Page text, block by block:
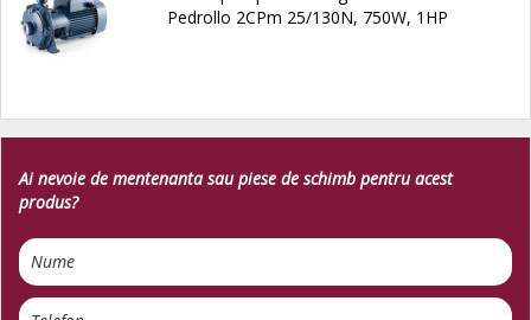
Pedrollo 2CPm 25/130N, 750W, 1HP
Ai nevoie de mentenanta sau piese de schimb pentru acest
produs?